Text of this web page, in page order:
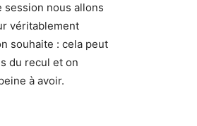
session nous allons
véritablement
souhaite : cela peut
du recul et on
à avoir.